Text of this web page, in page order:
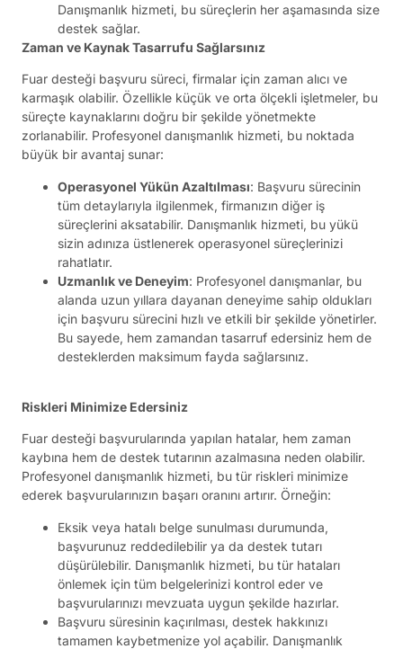
Danışmanlık hizmeti, bu süreçlerin her aşamasında size
destek sağlar.
Zaman ve Kaynak Tasarrufu Sağlarsınız
Fuar desteği başvuru süreci, firmalar için zaman alıcı ve
karmaşık olabilir. Özellikle küçük ve orta ölçekli işletmeler, bu
süreçte kaynaklarını doğru bir şekilde yönetmekte
zorlanabilir. Profesyonel danışmanlık hizmeti, bu noktada
büyük bir avantaj sunar:
Operasyonel Yükün Azaltılması: Başvuru sürecinin
tüm detaylarıyla ilgilenmek, firmanızın diğer iş
süreçlerini aksatabilir. Danışmanlık hizmeti, bu yükü
sizin adınıza üstlenerek operasyonel süreçlerinizi
rahatlatır.
Uzmanlık ve Deneyim: Profesyonel danışmanlar, bu
alanda uzun yıllara dayanan deneyime sahip oldukları
için başvuru sürecini hızlı ve etkili bir şekilde yönetirler.
Bu sayede, hem zamandan tasarruf edersiniz hem de
desteklerden maksimum fayda sağlarsınız.
Riskleri Minimize Edersiniz
Fuar desteği başvurularında yapılan hatalar, hem zaman
kaybına hem de destek tutarının azalmasına neden olabilir.
Profesyonel danışmanlık hizmeti, bu tür riskleri minimize
ederek başvurularınızın başarı oranını artırır. Örneğin:
Eksik veya hatalı belge sunulması durumunda,
başvurunuz reddedilebilir ya da destek tutarı
düşürülebilir. Danışmanlık hizmeti, bu tür hataları
önlemek için tüm belgelerinizi kontrol eder ve
başvurularınızı mevzuata uygun şekilde hazırlar.
Başvuru süresinin kaçırılması, destek hakkınızı
tamamen kaybetmenize yol açabilir. Danışmanlık